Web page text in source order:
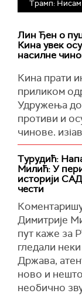
Трамп: Нисам
Лин Ђен о
Кина увек
насилне
Кина прати
приликом
Удружења
противи и
чинове,
Ђијан је на
Пекингу
и да осуђује
Доналд
14. и 15.
прве посете
Турудић:
Милић: У
историји
чести
Димитрије
пут каже за
гледали
Држава,
ново и
необично